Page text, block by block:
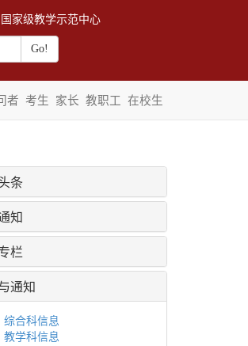
国家级教学示范中心
者 考生 家长 教职工 在校生
条
知
栏
通知
综合科信息
教学科信息